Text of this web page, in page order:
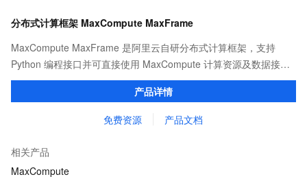
分布式计算框架 MaxCompute MaxFrame
MaxCompute MaxFrame 是阿里云自研分布式计算框架，支持
Python 编程接口并可直接使用 MaxCompute 计算资源及数据接
口，与 MaxCompute Notebook、镜像管理等功能共同构成
MaxCompute 完整 Python 开发生态。
产品详情
免费资源 产品文档
相关产品
MaxCompute